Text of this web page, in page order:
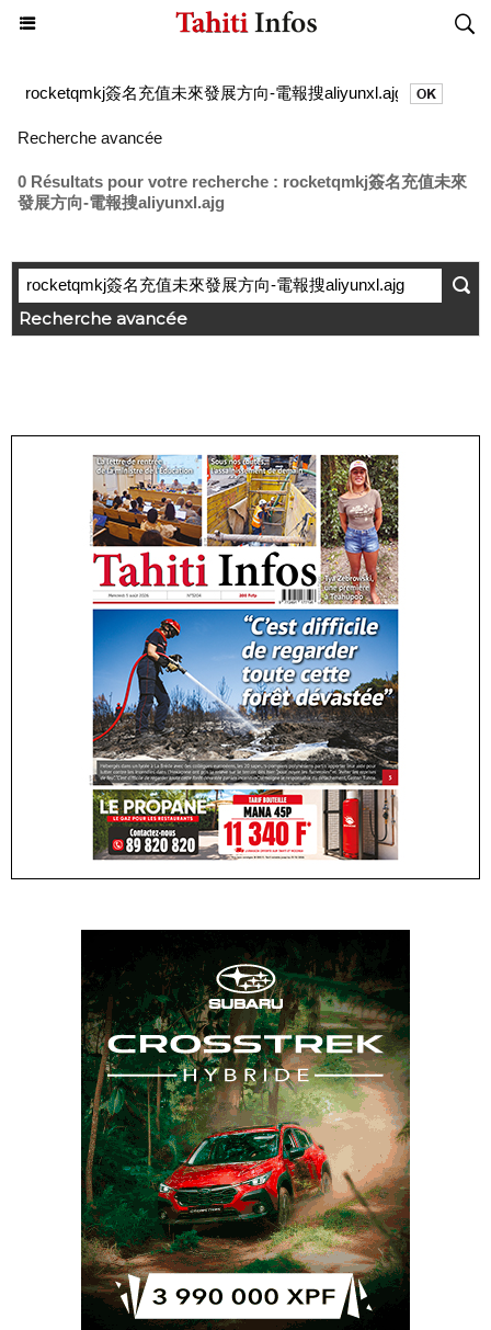
Recherche avancée
0 Résultats pour votre recherche : rocketqmkj簽名充值未來
發展方向-電報搜aliyunxl.ajg
Recherche avancée